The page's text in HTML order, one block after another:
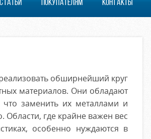
СТАТЬИ ПОКУПАТЕЛЯМ КОНТАКТЫ
обширнейший круг
материалов. Они обладают
что заменить их металлами и
где крайне важен вес
особенно нуждаются в